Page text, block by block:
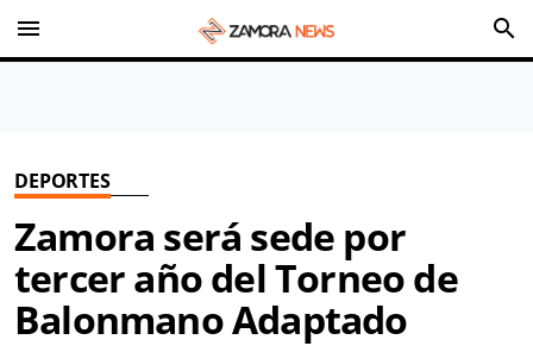
menu search
DEPORTES
Zamora será sede por
tercer año del Torneo de
Balonmano Adaptado